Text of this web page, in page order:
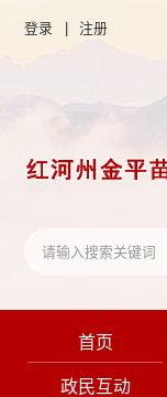
登录 | 注册
首页
政民互动